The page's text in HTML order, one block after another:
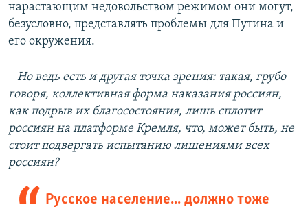
нарастающим недовольством режимом они могут,
безусловно, представлять проблемы для Путина и
его окружения.
– Но ведь есть и другая точка зрения: такая, грубо
говоря, коллективная форма наказания россиян,
как подрыв их благосостояния, лишь сплотит
россиян на платформе Кремля, что, может быть, не
стоит подвергать испытанию лишениями всех
россиян?
Русское население... должно тоже